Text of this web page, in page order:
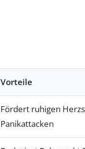
Vorteile
Fördert ruhigen
Panikattacken